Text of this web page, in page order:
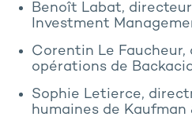
Benoît Labat,
Investment
Corentin Le Faucheur,
opérations de
Sophie Letierce,
humaines de Kaufman